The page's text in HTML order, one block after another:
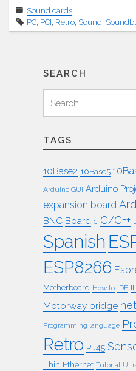
–
CT5803"
Sound cards
PC, PCI, Retro, Sound,
SEARCH
for:
TAGS
10Base2 10Base5
Arduino GUI Arduino
expansion board
BNC Board c C/C++
Spanish
ESP8266
Motherboard How to IDE
Motorway bridge
Programming language
Retro RJ45
Thin Ethernet Tutorial